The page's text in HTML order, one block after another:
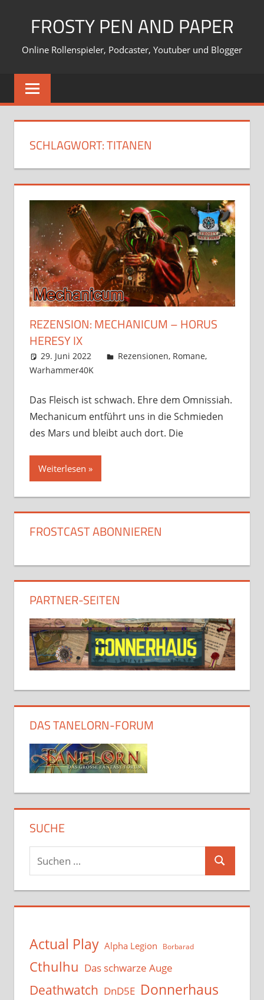
FROSTY PEN AND PAPER
Online Rollenspieler, Podcaster, Youtuber und Blogger
SCHLAGWORT:TITANEN
REZENSION: MECHANICUM – HORUS
HERESY IX
29. Juni 2022 Frosty
Rezensionen, Romane,
Warhammer40K
Das Fleisch ist schwach. Ehre dem Omnissiah.
Mechanicum entführt uns in die Schmieden
des Mars und bleibt auch dort. Die
Weiterlesen
FROSTCAST ABONNIEREN
PARTNER-SEITEN
DAS TANELORN-FORUM
SUCHE
Suchen
nach:
Suchen
Actual Play Alpha Legion Borbarad
Cthulhu Das schwarze Auge
Deathwatch DnD5E Donnerhaus